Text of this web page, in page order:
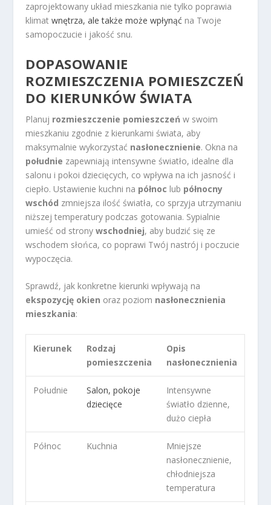
zaprojektowany układ mieszkania nie tylko poprawia
klimatwnętrza, ale także może wpłynąć na Twoje
samopoczucie i jakość snu.
DOPASOWANIE
ROZMIESZCZENIA POMIESZCZEŃ
DO KIERUNKÓW ŚWIATA
Planuj rozmieszczenie pomieszczeń w swoim
mieszkaniu zgodnie z kierunkami świata, aby
maksymalnie wykorzystać nasłonecznienie. Okna na
południe zapewniają intensywne światło, idealne dla
salonu i pokoi dziecięcych, co wpływa na ich jasność i
ciepło. Ustawienie kuchni na północ lub północny
wschód zmniejsza ilość światła, co sprzyja utrzymaniu
niższej temperatury podczas gotowania. Sypialnie
umieść od stronywschodniej, aby budzić się ze
wschodem słońca, co poprawi Twój nastrój i poczucie
wypoczęcia.
Sprawdź, jak konkretne kierunki wpływają na
ekspozycję okien oraz poziom nasłonecznienia
mieszkania:
Kierunek
Rodzaj
pomieszczenia
Opis
nasłonecznienia
Południe
Salon, pokoje
dziecięce
Intensywne
światło dzienne,
dużo ciepła
Północ Kuchnia
Mniejsze
nasłonecznienie,
chłodniejsza
temperatura